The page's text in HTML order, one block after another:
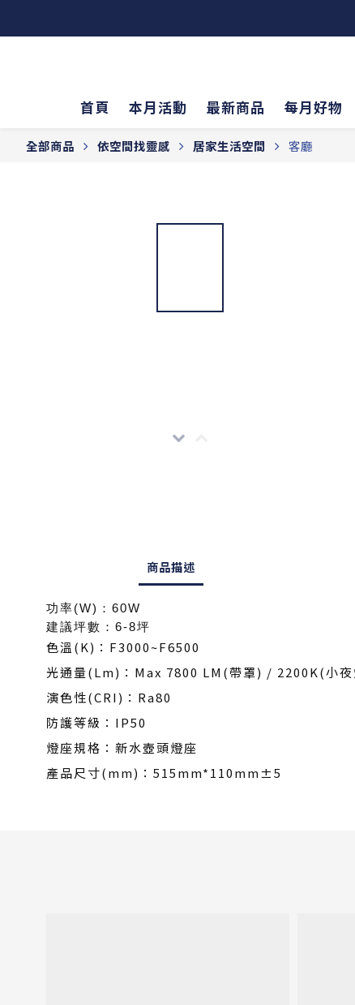
首頁 本月活動 最新商品 每月好物
全部商品 依空間找靈感 居家生活空間 客廳
商品描述
功率(W)：60W
建議坪數：6-8坪
色溫(K)：F3000~F6500
光通量(Lm)：Max 7800 LM(帶罩) / 2200K(小夜
演色性(CRI)：Ra80
防護等級：IP50
燈座規格：新水壺頭燈座
產品尺寸(mm)：515mm*110mm±5